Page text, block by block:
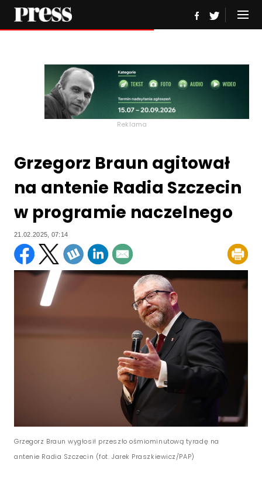
Reklama
Grzegorz Braun agitował
na antenie Radia Szczecin
w programie naczelnego
21.02.2025, 07:14
Grzegorz Braun wygłosił przeszło ośmiominutową tyradę na
antenie Radia Szczecin (fot. Jarek Praszkiewicz/PAP)